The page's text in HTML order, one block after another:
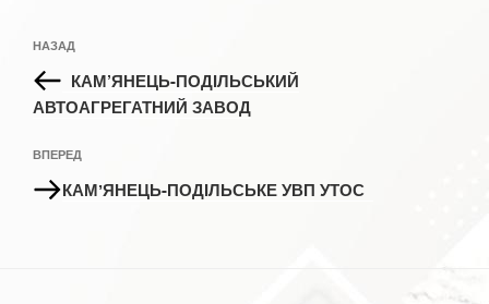
записів
Попередній
запис:
НАЗАД
КАМ’ЯНЕЦЬ-ПОДІЛЬСЬКИЙ
АВТОАГРЕГАТНИЙ ЗАВОД
Наступний
запис
ВПЕРЕД
КАМʼЯНЕЦЬ-ПОДІЛЬСЬКЕ УВП УТОС